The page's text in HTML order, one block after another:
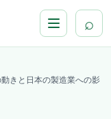
⌕
きと日本の製造業への影